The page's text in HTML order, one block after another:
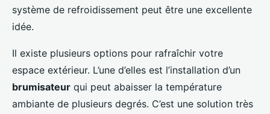
système de refroidissement peut être une excellente
idée.
Il existe plusieurs options pour rafraîchir votre
espace extérieur. L’une d’elles est l’installation d’un
brumisateur qui peut abaisser la température
ambiante de plusieurs degrés. C’est une solution très